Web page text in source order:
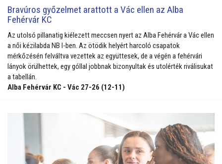
Bravúros győzelmet arattott a Vác ellen az Alba
Fehérvár KC
Az utolsó pillanatig kiélezett meccsen nyert az Alba Fehérvár a Vác ellen
a női kézilabda NB I-ben. Az ötödik helyért harcoló csapatok
mérkőzésén felváltva vezettek az együttesek, de a végén a fehérvári
lányok örülhettek, egy góllal jobbnak bizonyultak és utolérték riválisukat
a tabellán.
Alba Fehérvár KC - Vác 27-26 (12-11)